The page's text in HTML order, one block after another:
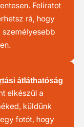
Feliratot
rá, hogy
személyesebb
átláthatóság
elkészül a
küldünk
fotót, hogy